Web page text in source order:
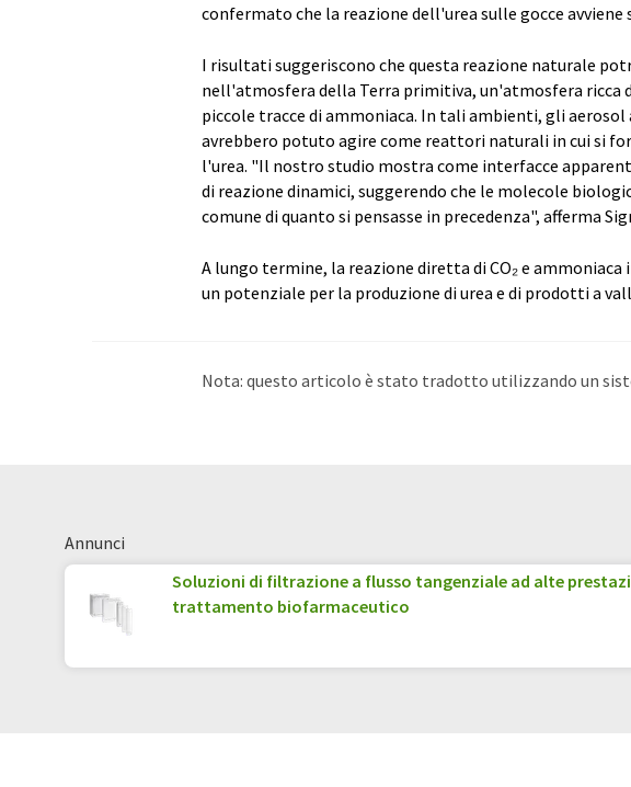
confermato che la reazione dell'urea sulle gocce
I risultati suggeriscono che questa reazione naturale
nell'atmosfera della Terra primitiva, un'atmosfera ricca
piccole tracce di ammoniaca. In tali ambienti, gli aerosol
avrebbero potuto agire come reattori naturali in cui si
l'urea. "Il nostro studio mostra come interfacce
di reazione dinamici, suggerendo che le molecole
comune di quanto si pensasse in precedenza", afferma
A lungo termine, la reazione diretta di CO₂ e
un potenziale per la produzione di urea e di prodotti a
Nota: questo articolo è stato tradotto utilizzando un
Annunci
Soluzioni di filtrazione a flusso tangenziale ad alte
trattamento biofarmaceutico